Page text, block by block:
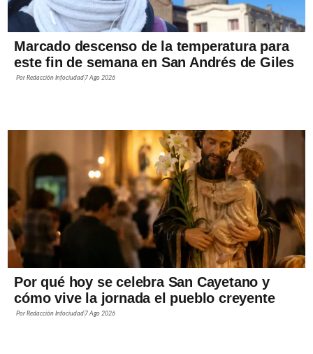
Marcado descenso de la temperatura para
este fin de semana en San Andrés de Giles
PorRedacción Infociudad 7 Ago 2026
Por qué hoy se celebra San Cayetano y
cómo vive la jornada el pueblo creyente
PorRedacción Infociudad 7 Ago 2026